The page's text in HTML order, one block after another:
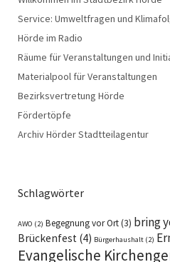
Service: Umweltfragen und
Hörde im Radio
Räume für Veranstaltungen und
Materialpool für Veranstaltungen
Bezirksvertretung Hörde
Fördertöpfe
Archiv Hörder Stadtteilagentur
Schlagwörter
AWO (2) Begegnung vor Ort(3) bring
Brückenfest (4) Bürgerhaushalt (2)
Evangelische